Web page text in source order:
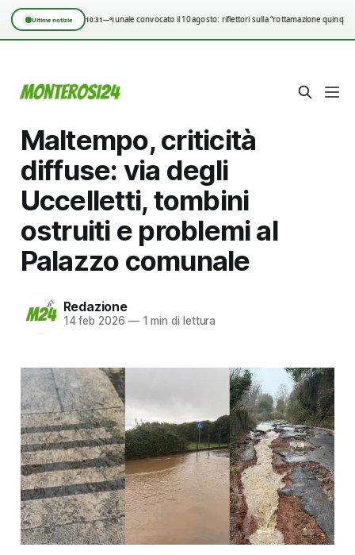
Ultime notizie 10:31—°
Consiglio comunale convocato il 10 agosto: riflettori sulla “rottamazione
Maltempo, criticità
diffuse: via degli
Uccelletti, tombini
ostruiti e problemi al
Palazzo comunale
Redazione
14 feb 2026 —1 min di lettura